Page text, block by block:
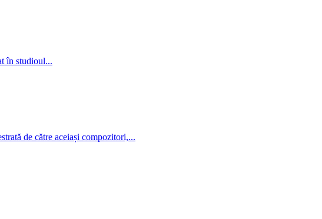
în studioul...
de către aceiași compozitori,...